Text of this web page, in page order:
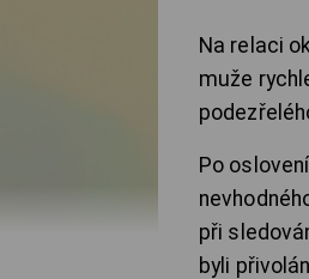
Na relaci
muže
Po
při
byli